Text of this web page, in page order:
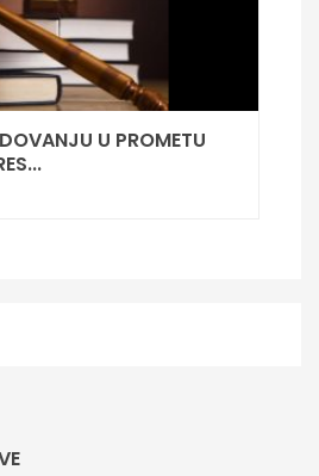
U PROMETU